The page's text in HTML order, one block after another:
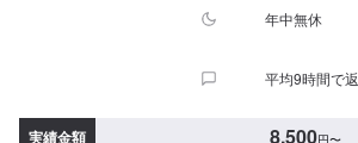
年中無休
平均9時間で
実績金額 8,500